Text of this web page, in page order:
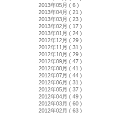
2013年05月 ( 6 )
2013年04月 ( 21 )
2013年03月 ( 23 )
2013年02月 ( 17 )
2013年01月 ( 24 )
2012年12月 ( 29 )
2012年11月 ( 31 )
2012年10月 ( 29 )
2012年09月 ( 47 )
2012年08月 ( 41 )
2012年07月 ( 44 )
2012年06月 ( 31 )
2012年05月 ( 37 )
2012年04月 ( 49 )
2012年03月 ( 60 )
2012年02月 ( 63 )